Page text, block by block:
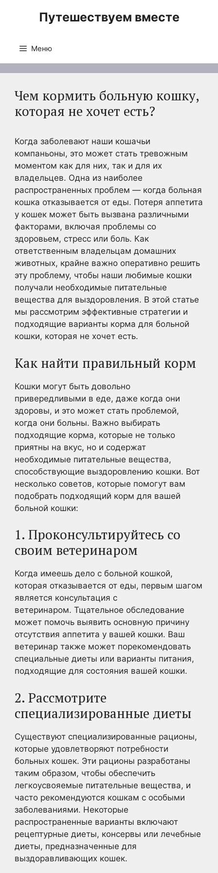
Путешествуем вместе
Меню
Чем кормить больную кошку,
которая не хочет есть?
Когда заболевают наши кошачьи
компаньоны, это может стать тревожным
моментом как для них, так и для их
владельцев. Одна из наиболее
распространенных проблем — когда больная
кошка отказывается от еды. Потеря аппетита
у кошек может быть вызвана различными
факторами, включая проблемы со
здоровьем, стресс или боль. Как
ответственным владельцам домашних
животных, крайне важно оперативно решить
эту проблему, чтобы наши любимые кошки
получали необходимые питательные
вещества для выздоровления. В этой статье
мы рассмотрим эффективные стратегии и
подходящие варианты корма для больной
кошки, которая не хочет есть.
Как найти правильный корм
Кошки могут быть довольно
привередливыми в еде, даже когда они
здоровы, и это может стать проблемой,
когда они больны. Важно выбирать
подходящие корма, которые не только
приятны на вкус, но и содержат
необходимые питательные вещества,
способствующие выздоровлению кошки. Вот
несколько советов, которые помогут вам
подобрать подходящий корм для вашей
больной кошки:
1. Проконсультируйтесь со
своим ветеринаром
Когда имеешь дело с больной кошкой,
которая отказывается от еды, первым шагом
является консультация с
ветеринаром. Тщательное обследование
может помочь выявить основную причину
отсутствия аппетита у вашей кошки. Ваш
ветеринар также может порекомендовать
специальные диеты или варианты питания,
подходящие для состояния вашей кошки.
2. Рассмотрите
специализированные диеты
Существуют специализированные рационы,
которые удовлетворяют потребности
больных кошек. Эти рационы разработаны
таким образом, чтобы обеспечить
легкоусвояемые питательные вещества, и
часто рекомендуются кошкам с особыми
заболеваниями. Некоторые
распространенные варианты включают
рецептурные диеты, консервы или лечебные
диеты, предназначенные для
выздоравливающих кошек.